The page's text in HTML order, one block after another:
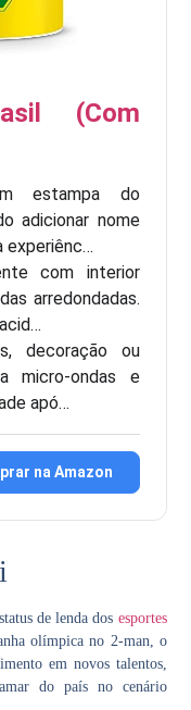
(Com
estampa do
adicionar nome
experiênc…
com interior
arredondadas.
decoração ou
micro-ondas e
apó…
na Amazon
de lenda dos esportes
olímpica no 2-man, o
em novos talentos,
do país no cenário